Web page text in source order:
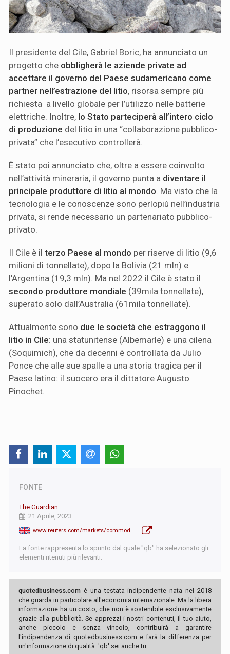
Il presidente del Cile, Gabriel Boric, ha annunciato un
progetto che obbligherà le aziende private ad
accettare il governo del Paese sudamericano come
partner nell’estrazione del litio, risorsa sempre più
richiesta a livello globale per l’utilizzo nelle batterie
elettriche. Inoltre, lo Stato parteciperà all’intero ciclo
di produzione del litio in una “collaborazione pubblico-
privata” che l’esecutivo controllerà.
È stato poi annunciato che, oltre a essere coinvolto
nell’attività mineraria, il governo punta a diventare il
principale produttore di litio al mondo. Ma visto che la
tecnologia e le conoscenze sono perlopiù nell’industria
privata, si rende necessario un partenariato pubblico-
privato.
Il Cile è il terzo Paese al mondo per riserve di litio (9,6
milioni di tonnellate), dopo la Bolivia (21 mln) e
l’Argentina (19,3 mln). Ma nel 2022 il Cile è stato il
secondo produttore mondiale (39mila tonnellate),
superato solo dall’Australia (61mila tonnellate).
Attualmente sono due le società che estraggono il
litio in Cile: una statunitense (Albemarle) e una cilena
(Soquimich), che da decenni è controllata da Julio
Ponce che alle sue spalle a una storia tragica per il
Paese latino: il suocero era il dittatore Augusto
Pinochet.
FONTE
The Guardian
21 Aprile, 2023
www.reuters.com/markets/commodities/chiles-boric-announces-plan-nationalize-lithium-industry-2023-04-21/
La fonte rappresenta lo spunto dal quale "qb" ha selezionato gli
elementi ritenuti più rilevanti.
quotedbusiness.com è una testata indipendente nata nel 2018
che guarda in particolare all'economia internazionale. Ma la libera
informazione ha un costo, che non è sostenibile esclusivamente
grazie alla pubblicità. Se apprezzi i nostri contenuti, il tuo aiuto,
anche piccolo e senza vincolo, contribuirà a garantire
l'indipendenza di quotedbusiness.com e farà la differenza per
un'informazione di qualità. 'qb' sei anche tu.